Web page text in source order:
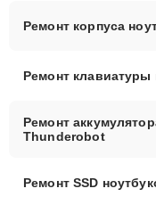
Ремонт корпуса
Ремонт
Ремонт
Thunderobot
Ремонт SSD